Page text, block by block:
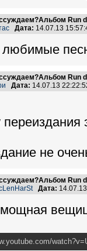
Run
Дата: 14.07.13
Run
Дата: 14.07.13
не
Run
Дата: